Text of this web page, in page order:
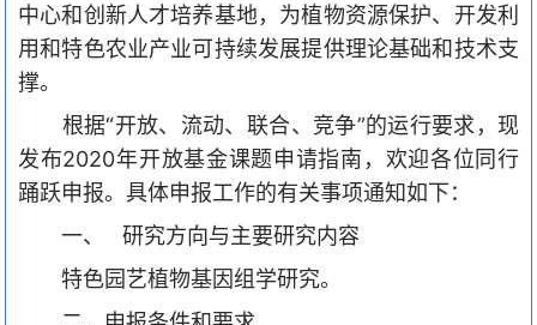
中心和创新人才培养基地，为植物资源保护、开发利
用和特色农业产业可持续发展提供理论基础和技术支
撑。
根据“开放、流动、联合、竞争”的运行要求，现
发布2020年开放基金课题申请指南，欢迎各位同行
踊跃申报。具体申报工作的有关事项通知如下：
一、
研究方向与主要研究内容
特色园艺植物基因组学研究。